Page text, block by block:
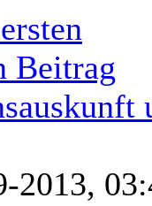
2013,